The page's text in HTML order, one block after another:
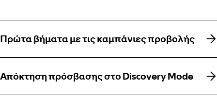
Πρώτα βήματα με τις καμπάνιες προβολής
Πρώτα βήματα με τις καμπάνιες προβολής
Απόκτηση πρόσβασης στο Discovery Mode
Απόκτηση πρόσβασης στο Discovery Mode